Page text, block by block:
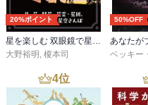
20%ポイント
星を楽しむ 双眼鏡で星空観察
大野裕明 , 榎本司
50%OFF
4位